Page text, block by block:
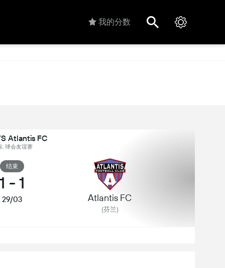
我的分数
Atlantis FC
, 球会友谊赛
结束
1 - 1
29/03 Atlantis FC
(芬兰)